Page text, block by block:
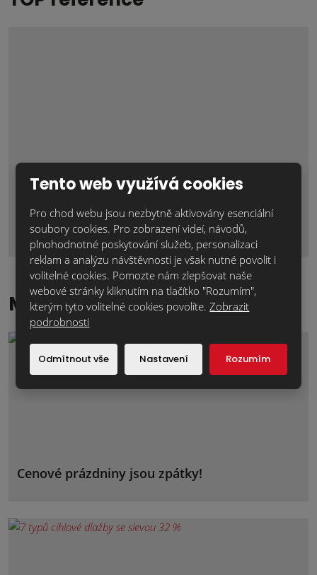
Lícové cihly pro váš útulný domov
Zima je ideálním obdobím nejen pro plánování nových
projektů, ale tako k jejichrelizaci uvnitř domu. A't už jde o
rozsáhlou...
Magazín klinker
Cenové prázdniny jsou zpátky!
Tento web využívá cookies
Pro chod webu jsou nezbytně aktivovány esenciální
soubory cookies. Pro zobrazení videí, návodů,
plnohodnotné poskytování služeb, personalizaci
reklam a analýzu návštěvnosti je však nutné povolit i
volitelné cookies. Pomozte nám zlepšovat naše
webové stránky kliknutím na tlačítko "Rozumím",
kterým tyto volitelné cookies povolíte.Zobrazit
podrobnosti
Odmítnout vše Nastavení Rozumím